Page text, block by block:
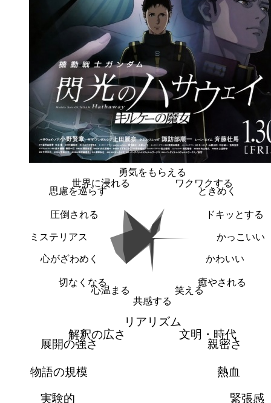
勇気をもらえる
ワクワクする
ときめく
ドキッとする
かっこいい
かわいい
癒やされる
笑える
共感する
心温まる
切なくなる
心がざわめく
ミステリアス
圧倒される
思慮を巡らす
世界に浸れる
リアリズム
文明・時代
親密さ
熱血
緊張感
実験的
物語の規模
展開の強さ
解釈の広さ